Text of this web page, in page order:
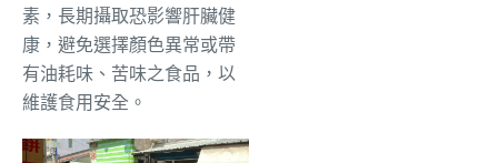
素，長期攝取恐影響肝臟健
康，避免選擇顏色異常或帶
有油耗味、苦味之食品，以
維護食用安全。